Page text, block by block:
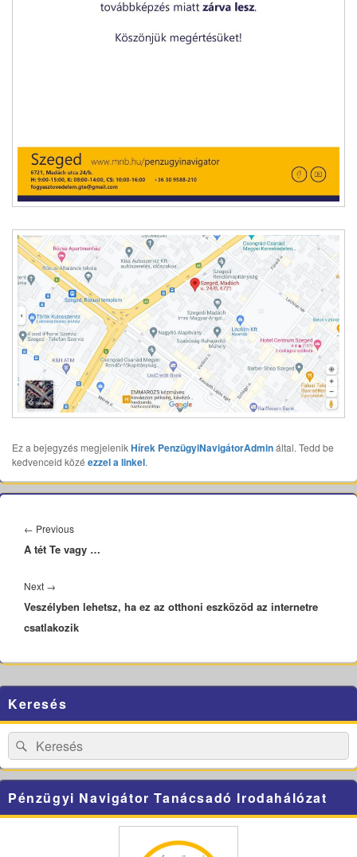
Ez a bejegyzés megjelenikHírek PenzügyiNavigátorAdmináltal. Tedd be
kedvenceid közé ezzel a linkel.
navigáció
← PreviousPrevious
post:
A tét Te vagy …
Next →
post:
Veszélyben lehetsz, ha ez az otthoni eszközöd az internetre
csatlakozik
Sidebar
Widget
Area
Keresés
Search
for:
Search
Pénzügyi Navigátor Tanácsadó Irodahálózat